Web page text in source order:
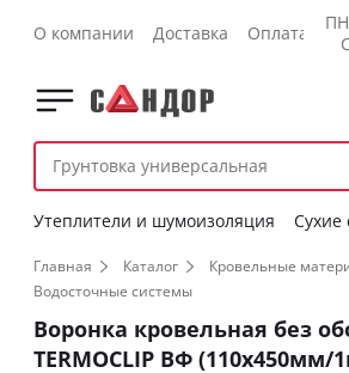
О компании Доставка Оплата
Утеплители и шумоизоляция Сухие
Главная Каталог
Кровельные
Водосточные системы
Воронка кровельная без
TERMOCLIP ВФ (110х450мм/